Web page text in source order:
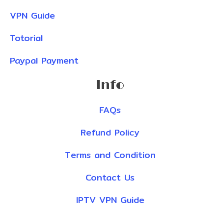
VPN Guide
Totorial
Paypal Payment
Info
FAQs
Refund Policy
Terms and Condition
Contact Us
IPTV VPN Guide